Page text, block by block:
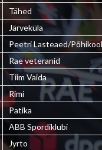
Tähed
Järveküla
Peetri Lasteaed/Põhikool
Rae veteranid
Tiim Vaida
Rimi
Patika
ABB Spordiklubi
Jyrto